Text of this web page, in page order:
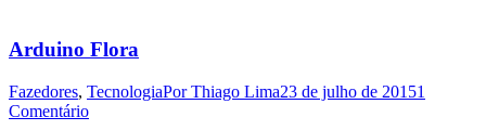
Arduino Flora
Fazedores, TecnologiaPorThiago Lima23 de julho de 20151
Comentário